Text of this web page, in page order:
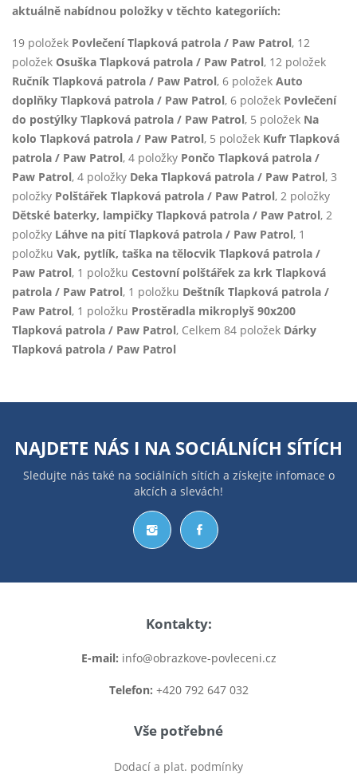
aktuálně nabídnou položky v těchto kategoriích:
19 položek Povlečení Tlapková patrola / Paw Patrol, 12
položek Osuška Tlapková patrola / Paw Patrol, 12 položek
Ručník Tlapková patrola / Paw Patrol, 6 položek Auto
doplňky Tlapková patrola / Paw Patrol, 6 položek Povlečení
do postýlky Tlapková patrola / Paw Patrol, 5 položek Na
kolo Tlapková patrola / Paw Patrol, 5 položek Kufr Tlapková
patrola / Paw Patrol, 4 položky Pončo Tlapková patrola /
Paw Patrol, 4 položky Deka Tlapková patrola / Paw Patrol, 3
položky Polštářek Tlapková patrola / Paw Patrol, 2 položky
Dětské baterky, lampičky Tlapková patrola / Paw Patrol, 2
položky Láhve na pití Tlapková patrola / Paw Patrol, 1
položku Vak, pytlík, taška na tělocvik Tlapková patrola /
Paw Patrol, 1 položku Cestovní polštářek za krk Tlapková
patrola / Paw Patrol, 1 položku Deštník Tlapková patrola /
Paw Patrol, 1 položku Prostěradla mikroplyš 90x200
Tlapková patrola / Paw Patrol, Celkem 84 položek Dárky
Tlapková patrola / Paw Patrol
NAJDETE NÁS I NA SOCIÁLNÍCH SÍTÍCH
Sledujte nás také na sociálních sítích a získejte infomace o
akcích a slevách!
Kontakty:
E-mail: info@obrazkove-povleceni.cz
Telefon: +420 792 647 032
Vše potřebné
Dodací a plat. podmínky